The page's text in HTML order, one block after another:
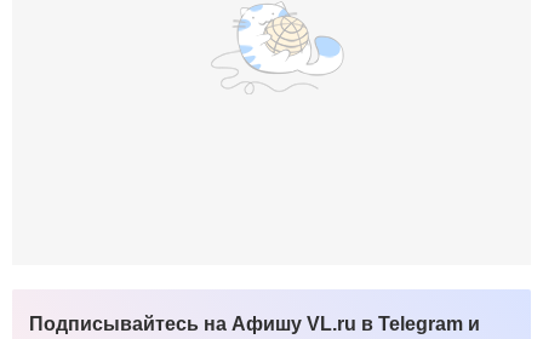
Подписывайтесь на Афишу VL.ru в Telegram и